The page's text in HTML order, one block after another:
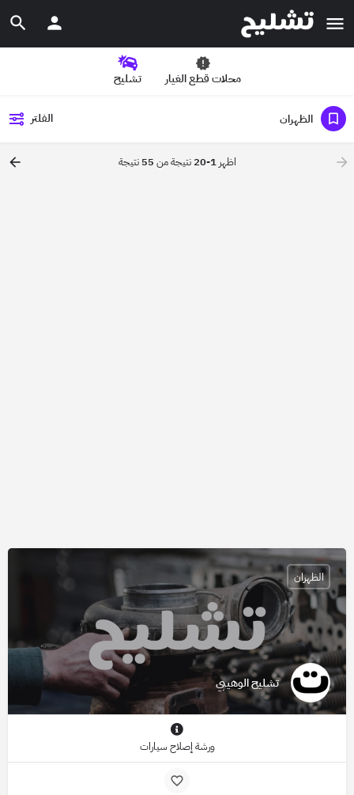
محلات قطع الغيار تشليح
الظهران الفلتر
اظهر1-20 نتيجة من 55 نتيجة
تشليح الوهيبي
الظهران
ورشة إصلاح سيارات